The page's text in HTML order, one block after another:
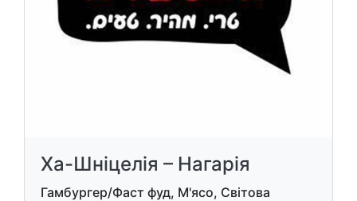
Ха-Шніцелія – Нагарія
Гамбургер/Фаст фуд, М'ясо, Світова